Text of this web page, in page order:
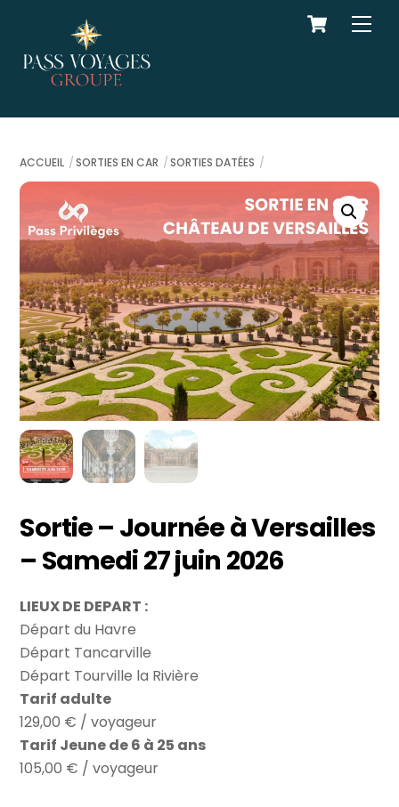
content
Cart
ACCUEIL SORTIES EN CAR SORTIES DATÉES
Sortie – Journée à Versailles
– Samedi 27 juin 2026
LIEUX DE DEPART :
Départ du Havre
Départ Tancarville
Départ Tourville la Rivière
Tarif adulte
129,00 € / voyageur
Tarif Jeune de 6 à 25 ans
105,00 € / voyageur